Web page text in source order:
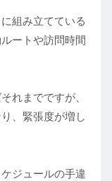
組み立てている
ートや訪問時間
れまでですが、
、緊張度が増し
ジュールの手違